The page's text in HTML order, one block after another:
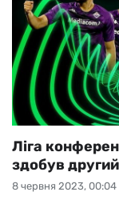
8 червня 2023, 00:04
Ліга
здобув другий